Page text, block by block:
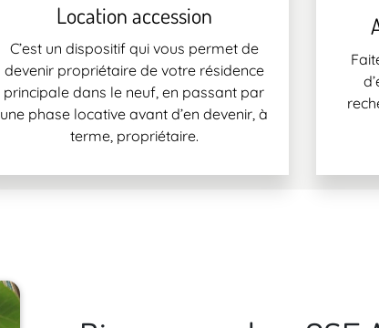
Location accession
C’est un dispositif qui vous permet de
devenir propriétaire de votre résidence
principale dans le neuf, en passant par
une phase locative avant d’en devenir, à
terme, propriétaire.